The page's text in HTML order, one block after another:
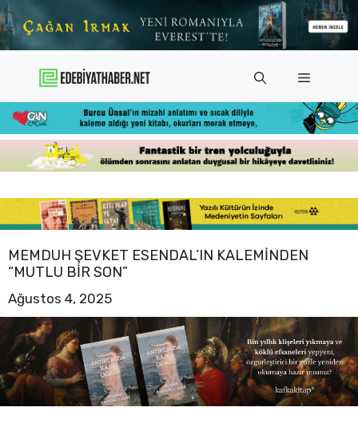
İçeriğe
atla
Menü
MEMDUH ŞEVKET ESENDAL’IN KALEMINDEN
“MUTLU BIR SON”
Ağustos 4, 2025